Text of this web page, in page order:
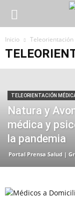
Inicio Teleorientación
TELEORIENTACIÓN
Natura y
médica y
la pandemia
Portal Prensa Salud |